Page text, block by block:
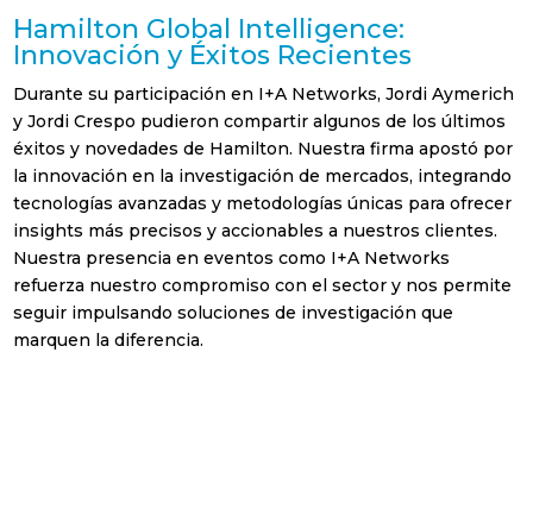
Hamilton Global Intelligence:
Innovación y Éxitos Recientes
Durante su participación en I+A Networks, Jordi Aymerich
y Jordi Crespo pudieron compartir algunos de los últimos
éxitos y novedades de Hamilton. Nuestra firma apostó por
la innovación en la investigación de mercados, integrando
tecnologías avanzadas y metodologías únicas para ofrecer
insights más precisos y accionables a nuestros clientes.
Nuestra presencia en eventos como I+A Networks
refuerza nuestro compromiso con el sector y nos permite
seguir impulsando soluciones de investigación que
marquen la diferencia.